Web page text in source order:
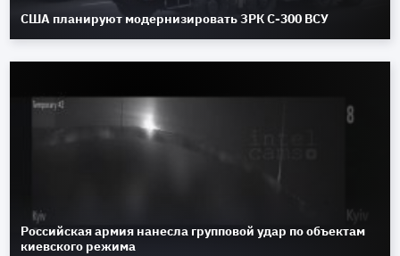
США планируют модернизировать ЗРК С-300 ВСУ
Российская армия нанесла групповой удар по объектам
киевского режима